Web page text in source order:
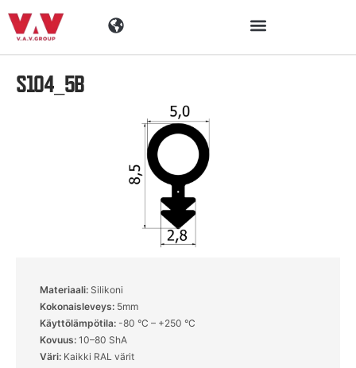
Tuotteet
Materiaalit
Yritys
Yhteystiedot
S104_5B
Materiaali: Silikoni
Kokonaisleveys: 5mm
Käyttölämpötila: -80 °C – +250 °C
Kovuus: 10–80 ShA
Väri: Kaikki RAL värit